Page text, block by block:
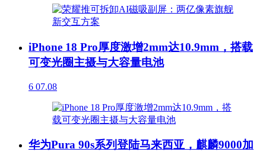
iPhone 18 Pro厚度激增2mm达10.9mm，搭载
可变光圈主摄与大容量电池
6 07.08
华为Pura 90s系列登陆马来西亚，麒麟9000加